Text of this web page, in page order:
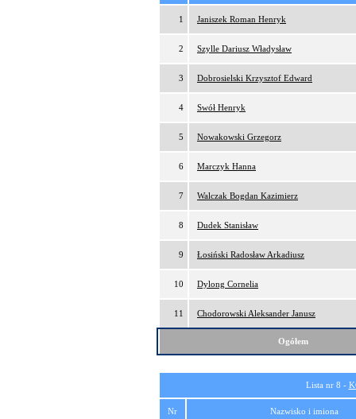
1 Janiszek Roman Henryk
2 Szylle Dariusz Władysław
3 Dobrosielski Krzysztof Edward
4 Swół Henryk
5 Nowakowski Grzegorz
6 Marczyk Hanna
7 Walczak Bogdan Kazimierz
8 Dudek Stanisław
9 Łosiński Radosław Arkadiusz
10 Dylong Cornelia
11 Chodorowski Aleksander Janusz
Ogółem
Lista nr 8 -
Nr Nazwisko i imiona